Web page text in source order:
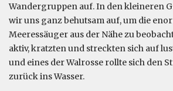
Wandergruppen auf. In den kleineren
wir uns ganz behutsam auf, um die
Meeressäuger aus der Nähe zu
aktiv, kratzten und streckten sich auf
und eines der Walrosse rollte sich den
zurück ins Wasser.